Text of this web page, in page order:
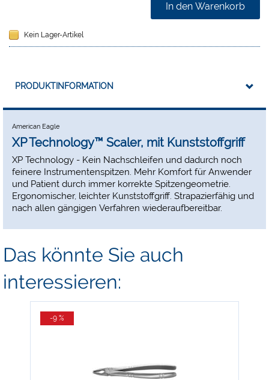
In den Warenkorb
Kein Lager-Artikel
PRODUKTINFORMATION
American Eagle
XP Technology™ Scaler, mit Kunststoffgriff
XP Technology - Kein Nachschleifen und dadurch noch
feinere Instrumentenspitzen. Mehr Komfort für Anwender
und Patient durch immer korrekte Spitzengeometrie.
Ergonomischer, leichter Kunststoffgriff. Strapazierfähig und
nach allen gängigen Verfahren wiederaufbereitbar.
Das könnte Sie auch
interessieren:
-9 %